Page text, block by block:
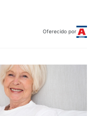
Oferecido por